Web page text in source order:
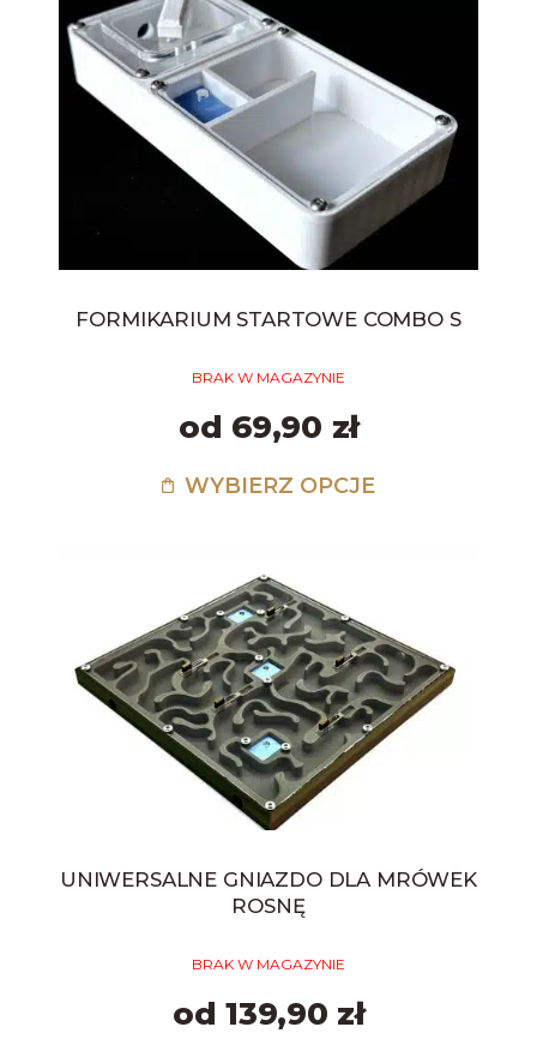
FORMIKARIUM STARTOWE COMBO S
BRAK W MAGAZYNIE
od 69,90 zł
WYBIERZ OPCJE
UNIWERSALNE GNIAZDO DLA MRÓWEK
ROSNĘ
BRAK W MAGAZYNIE
od 139,90 zł